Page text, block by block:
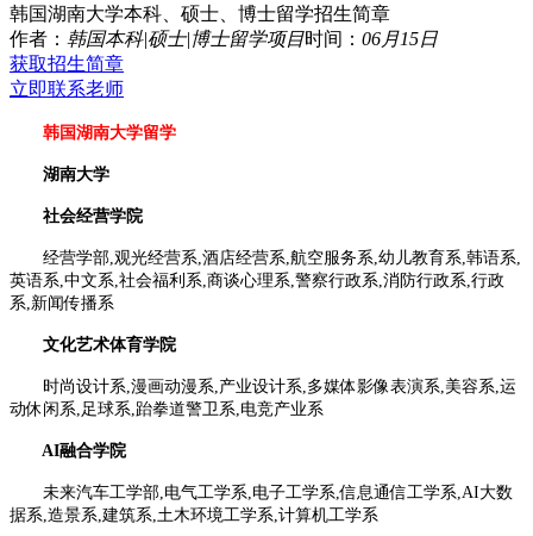
韩国湖南大学本科、硕士、博士留学招生简章
作者： 韩国本科|硕士|博士留学项目时间： 06月15日
获取招生简章
立即联系老师
韩国湖南大学留学
湖南大学
社会经营学院
经营学部,观光经营系,酒店经营系,航空服务系,幼儿教育系,韩语系,
英语系,中文系,社会福利系,商谈心理系,警察行政系,消防行政系,行政
系,新闻传播系
文化艺术体育学院
时尚设计系,漫画动漫系,产业设计系,多媒体影像表演系,美容系,运
动休闲系,足球系,跆拳道警卫系,电竞产业系
AI融合学院
未来汽车工学部,电气工学系,电子工学系,信息通信工学系,AI大数
据系,造景系,建筑系,土木环境工学系,计算机工学系